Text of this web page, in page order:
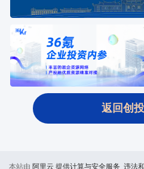
返回创
本站由 阿里云 提供计算与安全服务 违法